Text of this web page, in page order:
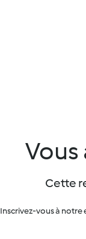
Vous
Cette
Inscrivez-vous à notre